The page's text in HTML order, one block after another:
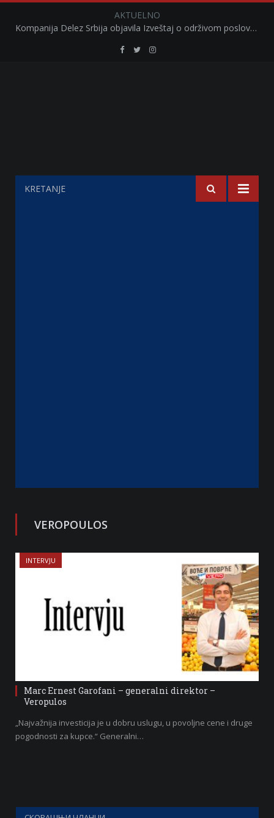
AKTUELNO
Kompanija Delez Srbija objavila Izveštaj o održivom poslovanju za 2025. godinu Briga o zajednici kroz program „Hrana za sve“ i edukaciju učenika
RetailRetailRetail
KRETANJE
VEROPOULOS
INTERVJU
Marc Ernest Garofani – generalni direktor –
Veropulos
„Najvažnija investicija je u dobru uslugu, u povoljne cene i druge
pogodnosti za kupce.“ Generalni…